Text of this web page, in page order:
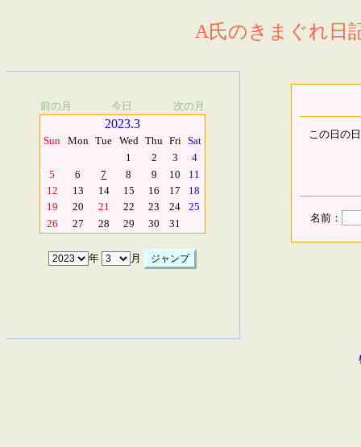
A氏のきまぐれ日
前の月 今日 次の月
2023.3
Sun Mon Tue Wed Thu Fri Sat
1
2 3
4
5
6 7 8 9 10
11
12
13 14 15 16 17
18
19
20 21 22 23 24
25
26
27 28 29 30 31
年 月
この日の
名前：